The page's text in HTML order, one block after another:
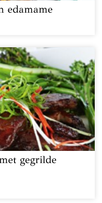
edamame
gegrilde